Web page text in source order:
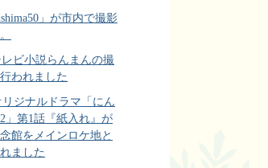
」が市内で撮影
ビ小説らんまんの撮
われました
リジナルドラマ「にん
」第1話『紙入れ』が
館をメインロケ地と
ました